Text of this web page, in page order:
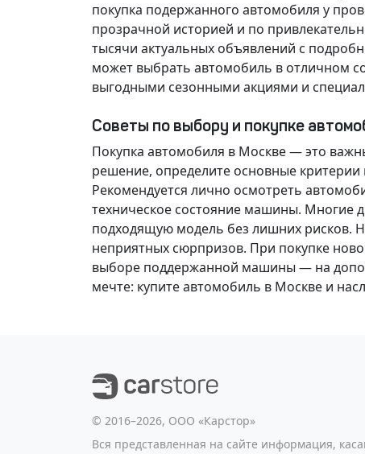
покупка подержанного автомобиля у
прозрачной историей и по
тысячи актуальных объявлений с
может выбрать автомобиль в отличном
выгодными сезонными акциями и
Советы по выбору и покупке
Покупка автомобиля в Москве — это
решение, определите основные
Рекомендуется лично осмотреть
техническое состояние машины. Многие
подходящую модель без лишних рисков.
неприятных сюрпризов. При покупке
выборе поддержанной машины — на
мечте: купите автомобиль в Москве и
©️ 2016–2026, ООО «Карстор»
Вся представленная на сайте информация,